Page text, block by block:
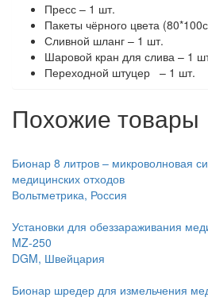
Пресс – 1 шт.
Пакеты чёрного цвета
Сливной шланг – 1 шт.
Шаровой кран для слива – 1
Переходной штуцер – 1 шт.
Похожие товары
Бионар 8 литров – микроволновая
медицинских отходов
Вольтметрика, Россия
Установки для обеззараживания
MZ-250
DGM, Швейцария
Бионар шредер для измельчения